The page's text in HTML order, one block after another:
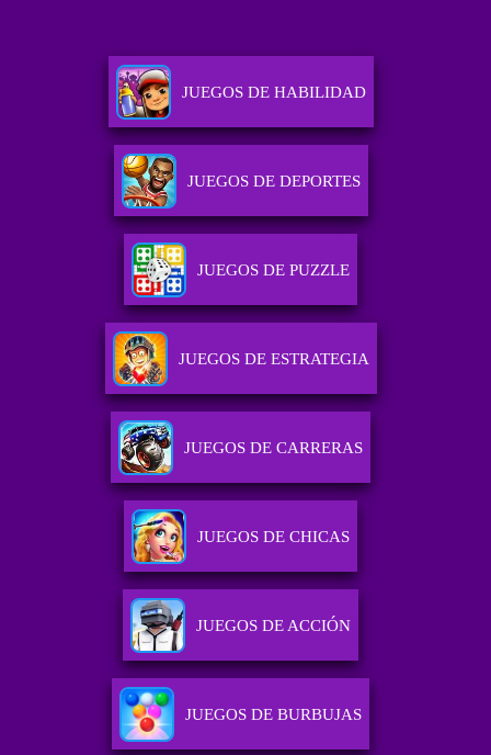
JUEGOS DE HABILIDAD
JUEGOS DE DEPORTES
JUEGOS DE PUZZLE
JUEGOS DE ESTRATEGIA
JUEGOS DE CARRERAS
JUEGOS DE CHICAS
JUEGOS DE ACCIÓN
JUEGOS DE BURBUJAS